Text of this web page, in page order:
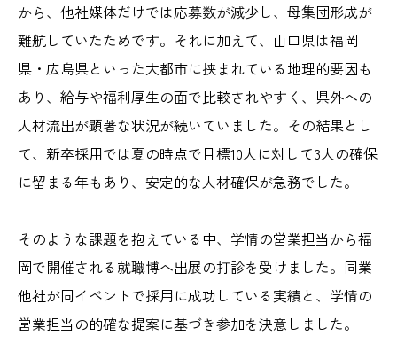
から、他社媒体だけでは応募数が減少し、母集団形成が
難航していたためです。それに加えて、山口県は福岡
県・広島県といった大都市に挟まれている地理的要因も
あり、給与や福利厚生の面で比較されやすく、県外への
人材流出が顕著な状況が続いていました。その結果とし
て、新卒採用では夏の時点で目標10人に対して3人の確保
に留まる年もあり、安定的な人材確保が急務でした。
そのような課題を抱えている中、学情の営業担当から福
岡で開催される就職博へ出展の打診を受けました。同業
他社が同イベントで採用に成功している実績と、学情の
営業担当の的確な提案に基づき参加を決意しました。